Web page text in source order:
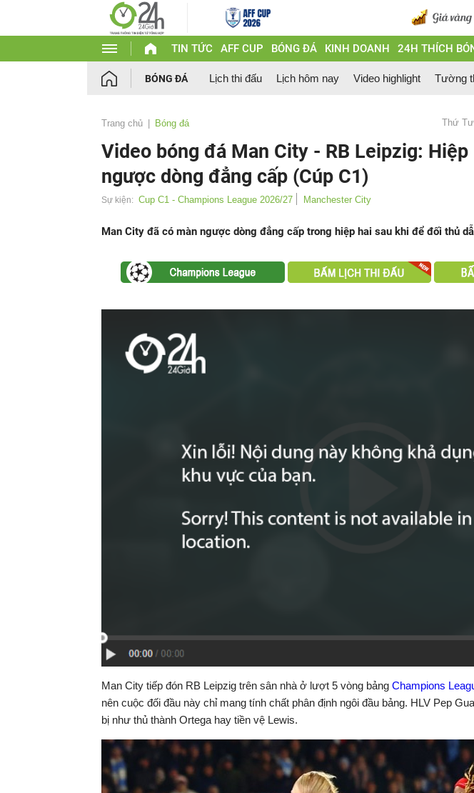
TIN TỨC AFF CUP BÓNG ĐÁ KINH DOANH 24H THÍCH
BÓNG ĐÁ Lịch thi đấu Lịch hôm nay Video highlight Tường
Trang chủ Bóng đá Thứ
Video bóng đá Man City - RB Leipzig:
ngược dòng đẳng cấp (Cúp C1)
Sự kiện: Cup C1 - Champions League 2026/27 Manchester City
Man City đã có màn ngược dòng đẳng cấp trong hiệp hai sau khi để đối thủ
Man City tiếp đón RB Leipzig trên sân nhà ở lượt 5 vòng bảng Champions
nên cuộc đối đầu này chỉ mang tính chất phân định ngôi đầu bảng. HLV Pep
bị như thủ thành Ortega hay tiền vệ Lewis.